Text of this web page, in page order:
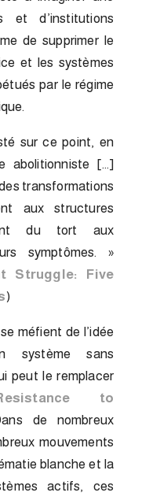
et d’institutions
de supprimer le
et les systèmes
par le régime
sur ce point, en
abolitionniste […]
transformations
aux structures
du tort aux
symptômes. »
Struggle: Five
)
méfient de l’idée
système sans
peut le remplacer
to
de nombreux
mouvements
blanche et la
actifs, ces